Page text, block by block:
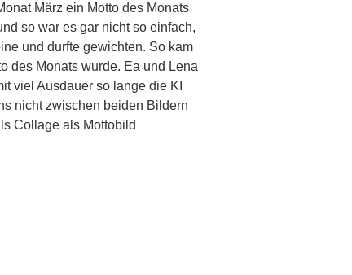
März ein Motto des Monats
so war es gar nicht so einfach,
und durfte gewichten. So kam
des Monats wurde. Ea und Lena
viel Ausdauer so lange die KI
nicht zwischen beiden Bildern
Collage als Mottobild